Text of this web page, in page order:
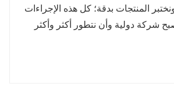
المنتجات بدقة؛ كل هذه الإجراءات
شركة دولية وأن نتطور أكثر وأكثر